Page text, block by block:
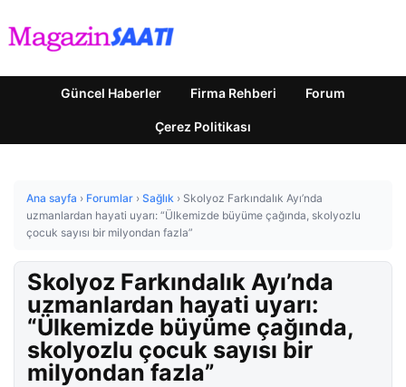
Güncel Haberler Firma Rehberi Forum
Çerez Politikası
Ana sayfa › Forumlar › Sağlık › Skolyoz Farkındalık Ayı’nda
uzmanlardan hayati uyarı: “Ülkemizde büyüme çağında, skolyozlu
çocuk sayısı bir milyondan fazla”
Skolyoz Farkındalık Ayı’nda
uzmanlardan hayati uyarı:
“Ülkemizde büyüme çağında,
skolyozlu çocuk sayısı bir
milyondan fazla”